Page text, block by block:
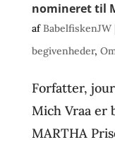
nomineret til
afBabelfiskenJW
begivenheder,
Forfatter,
Mich Vraa er
MARTHA